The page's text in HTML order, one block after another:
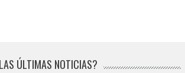
ÚLTIMAS NOTICIAS?